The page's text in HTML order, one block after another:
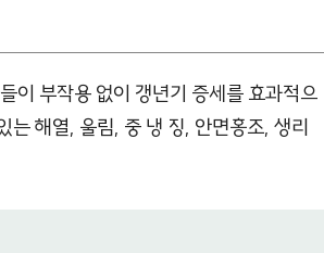
이 부작용 없이 갱년기 증세를 효과적으
는 해열, 울림, 중 냉 징, 안면홍조, 생리